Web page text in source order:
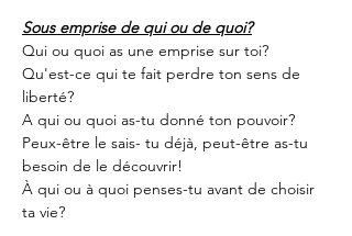
Sous emprise de qui ou de quoi?
Qui ou quoi as une emprise sur toi?
Qu'est-ce qui te fait perdre ton sens de
liberté?
A qui ou quoi as-tu donné ton pouvoir?
Peux-être le sais- tu déjà, peut-être as-tu
besoin de le découvrir!
À qui ou à quoi penses-tu avant de choisir
ta vie?